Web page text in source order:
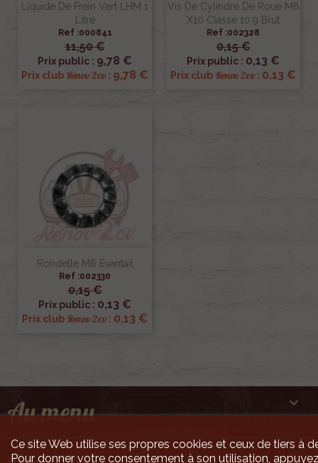
Liquide De Frein Vert LHM 1
Litre
Ref :000841
11,50 €
Prix public : 9,78 €
Prix club Renov 2cv : 9,78 €
Vis De Cylindre De Roue M6
X10 Classe 10.9 Brut
Ref :002328
0,15 €
Prix public : 0,13 €
Prix club Renov 2cv : 0,13 €
Rondelle M6 Évantail
Ref :002330
0,15 €
Prix public : 0,13 €
Prix club Renov 2cv : 0,13 €
Au menu 

Ce site Web utilise ses propres cookies et ceux de tiers à
Pour donner votre consentement à son utilisation,